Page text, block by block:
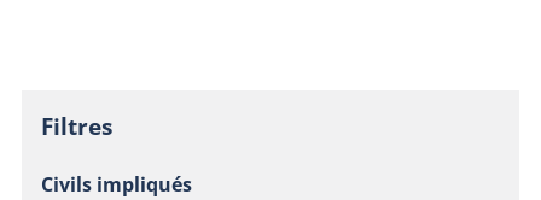
Filtres
Civils impliqués